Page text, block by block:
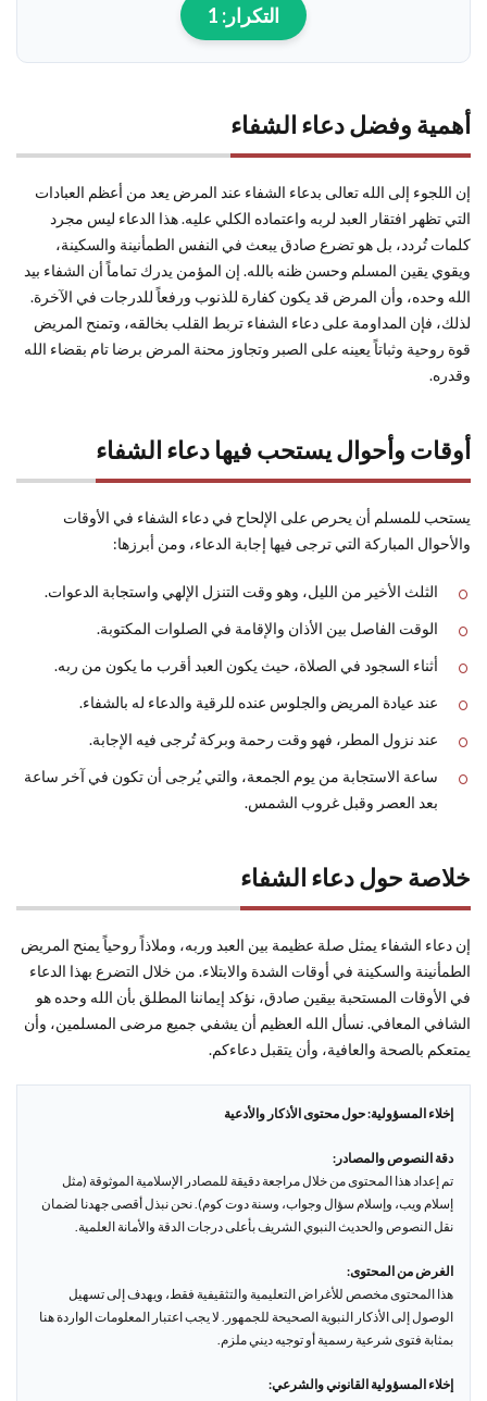
التكرار: 1
أهمية وفضل دعاء الشفاء
إن اللجوء إلى الله تعالى بدعاء الشفاء عند المرض يعد من أعظم العبادات
التي تظهر افتقار العبد لربه واعتماده الكلي عليه. هذا الدعاء ليس مجرد
كلمات تُردد، بل هو تضرع صادق يبعث في النفس الطمأنينة والسكينة،
ويقوي يقين المسلم وحسن ظنه بالله. إن المؤمن يدرك تماماً أن الشفاء بيد
الله وحده، وأن المرض قد يكون كفارة للذنوب ورفعاً للدرجات في الآخرة.
لذلك، فإن المداومة على دعاء الشفاء تربط القلب بخالقه، وتمنح المريض
قوة روحية وثباتاً يعينه على الصبر وتجاوز محنة المرض برضا تام بقضاء الله
وقدره.
أوقات وأحوال يستحب فيها دعاء الشفاء
يستحب للمسلم أن يحرص على الإلحاح في دعاء الشفاء في الأوقات
والأحوال المباركة التي ترجى فيها إجابة الدعاء، ومن أبرزها:
الثلث الأخير من الليل، وهو وقت التنزل الإلهي واستجابة الدعوات.
الوقت الفاصل بين الأذان والإقامة في الصلوات المكتوبة.
أثناء السجود في الصلاة، حيث يكون العبد أقرب ما يكون من ربه.
عند عيادة المريض والجلوس عنده للرقية والدعاء له بالشفاء.
عند نزول المطر، فهو وقت رحمة وبركة تُرجى فيه الإجابة.
ساعة الاستجابة من يوم الجمعة، والتي يُرجى أن تكون في آخر ساعة
بعد العصر وقبل غروب الشمس.
خلاصة حول دعاء الشفاء
إن دعاء الشفاء يمثل صلة عظيمة بين العبد وربه، وملاذاً روحياً يمنح المريض
الطمأنينة والسكينة في أوقات الشدة والابتلاء. من خلال التضرع بهذا الدعاء
في الأوقات المستحبة بيقين صادق، نؤكد إيماننا المطلق بأن الله وحده هو
الشافي المعافي. نسأل الله العظيم أن يشفي جميع مرضى المسلمين، وأن
يمتعكم بالصحة والعافية، وأن يتقبل دعاءكم.
إخلاء المسؤولية: حول محتوى الأذكار والأدعية
دقة النصوص والمصادر:
تم إعداد هذا المحتوى من خلال مراجعة دقيقة للمصادر الإسلامية الموثوقة (مثل
إسلام ويب، وإسلام سؤال وجواب، وسنة دوت كوم). نحن نبذل أقصى جهدنا لضمان
نقل النصوص والحديث النبوي الشريف بأعلى درجات الدقة والأمانة العلمية.
الغرض من المحتوى:
هذا المحتوى مخصص للأغراض التعليمية والتثقيفية فقط، ويهدف إلى تسهيل
الوصول إلى الأذكار النبوية الصحيحة للجمهور. لا يجب اعتبار المعلومات الواردة هنا
بمثابة فتوى شرعية رسمية أو توجيه ديني ملزم.
إخلاء المسؤولية القانوني والشرعي: